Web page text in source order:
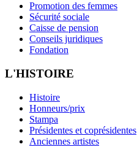
Promotion des femmes
Sécurité sociale
Caisse de pension
Conseils juridiques
Fondation
L'HISTOIRE
Histoire
Honneurs/prix
Stampa
Présidentes et coprésidentes
Anciennes artistes